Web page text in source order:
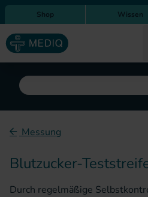
Direkt zur Hauptnavigation
Shop Wissen
Suche
Messung
Blutzucker-
Durch regelmäßige